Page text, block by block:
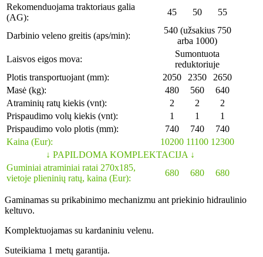
Rekomenduojama traktoriaus galia
(AG):
45 50 55
Darbinio veleno greitis (aps/min):
540 (užsakius 750
arba 1000)
Laisvos eigos mova:
Sumontuota
reduktoriuje
Plotis transportuojant (mm):
2050 2350
2650
Masė (kg):
480 560
640
Atraminių ratų kiekis (vnt):
2 2
2
Prispaudimo volų kiekis (vnt):
1 1
1
Prispaudimo volo plotis (mm):
740 740
740
Kaina (Eur):
10200 11100 12300
↓ PAPILDOMA KOMPLEKTACIJA ↓
Guminiai atraminiai ratai 270x185,
vietoje plieninių ratų, kaina (Eur):
680 680 680
Gaminamas su prikabinimo mechanizmu ant priekinio hidraulinio
keltuvo.
Komplektuojamas su kardaniniu velenu.
Suteikiama 1 metų garantija.